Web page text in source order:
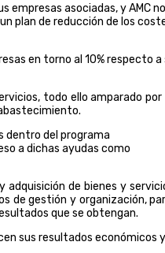
empresas asociadas, y AMC
plan de reducción de los
en torno al 10% respecto a
todo ello amparado por
dentro del programa
a dichas ayudas como
adquisición de bienes y
de gestión y organización,
que se obtengan.
sus resultados económicos